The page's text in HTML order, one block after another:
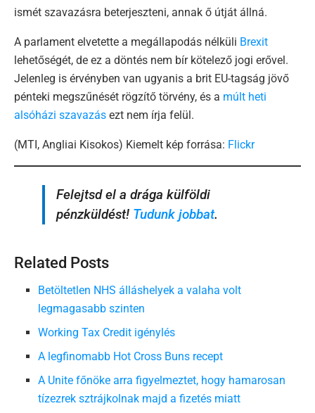
ismét szavazásra beterjeszteni, annak ő útját állná.
A parlament elvetette a megállapodás nélküli Brexit
lehetőségét, de ez a döntés nem bír kötelező jogi erővel.
Jelenleg is érvényben van ugyanis a brit EU-tagság jövő
pénteki megszűnését rögzítő törvény, és a múlt heti
alsóházi szavazás ezt nem írja felül.
(MTI, Angliai Kisokos) Kiemelt kép forrása: Flickr
Felejtsd el a drága külföldi
pénzküldést! Tudunk jobbat.
Related Posts
Betöltetlen NHS álláshelyek a valaha volt
legmagasabb szinten
Working Tax Credit igénylés
A legfinomabb Hot Cross Buns recept
A Unite főnöke arra figyelmeztet, hogy hamarosan
tízezrek sztrájkolnak majd a fizetés miatt